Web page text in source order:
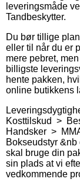
leveringsmåde
Tandbeskytter.
Du bør tillige
eller til når du er
mere pebret,
billigste
hente pakken,
online butikkens
Kosttilskud >
Handsker >
Bokseudstyr
skal bruge din
sin plads at vi
vedkommende